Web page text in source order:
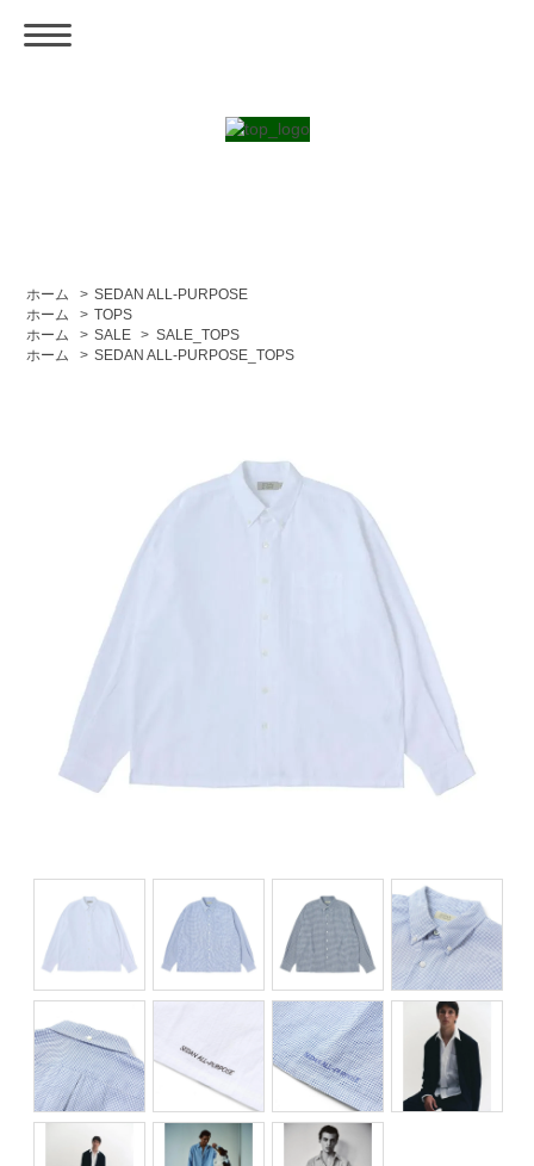
ホーム > SEDAN ALL-PURPOSE
ホーム
> TOPS
ホーム
> SALE > SALE_TOPS
ホーム
> SEDAN ALL-PURPOSE_TOPS